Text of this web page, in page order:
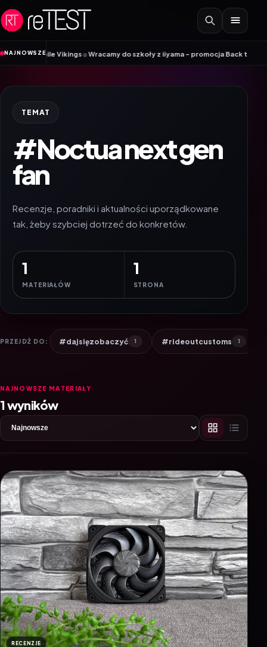
Przejdź do treści
NAJNOWSZE
Mobile Vikings•Wracamy do szkoły z iiyama – promocja Back to School
TEMAT
#Noctua next gen
fan
Recenzje, poradniki i aktualności uporządkowane
tak, żeby szybciej dotrzeć do konkretów.
1
MATERIAŁÓW
1
STRONA
PRZEJDŹ DO: #dajsięzobaczyć 1 #rideoutcustoms 1
NAJNOWSZE MATERIAŁY
1 wyników
RECENZJE